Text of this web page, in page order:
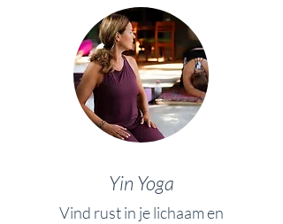
Yin Yoga
Vind rust in je lichaam en